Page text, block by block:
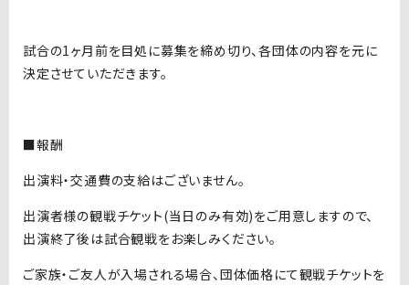
試合の1ヶ月前を目処に募集を締め切り、各団体の内容を元に
決定させていただきます。
■報酬
出演料・交通費の支給はございません。
出演者様の観戦チケット(当日のみ有効)をご用意しますので、
出演終了後は試合観戦をお楽しみください。
ご家族・ご友人が入場される場合、団体価格にて観戦チケットを